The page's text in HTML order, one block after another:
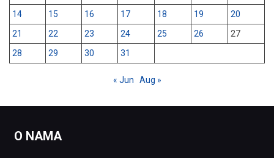
14
15 16 17 18 19
20
21
22 23 24 25 26
27
28
29 30 31
« Jun Aug »
O NAMA